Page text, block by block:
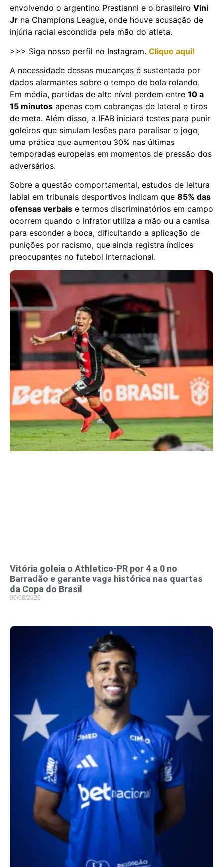
envolvendo o argentino Prestianni e o brasileiro Vini
Jr na Champions League, onde houve acusação de
injúria racial escondida pela mão do atleta.
>>> Siga nosso perfil no Instagram. Clique aqui!
A necessidade dessas mudanças é sustentada por
dados alarmantes sobre o tempo de bola rolando.
Em média, partidas de alto nível perdem entre 10 a
15 minutos apenas com cobranças de lateral e tiros
de meta. Além disso, a IFAB iniciará testes para punir
goleiros que simulam lesões para paralisar o jogo,
uma prática que aumentou 30% nas últimas
temporadas europeias em momentos de pressão dos
adversários.
Sobre a questão comportamental, estudos de leitura
labial em tribunais desportivos indicam que 85% das
ofensas verbais e termos discriminatórios em campo
ocorrem quando o infrator utiliza a mão ou a camisa
para esconder a boca, dificultando a aplicação de
punições por racismo, que ainda registra índices
preocupantes no futebol internacional.
Vitória goleia o Athletico-PR por 4 a 0 no
Barradão e garante vaga histórica nas quartas
da Copa do Brasil
06/08/2026